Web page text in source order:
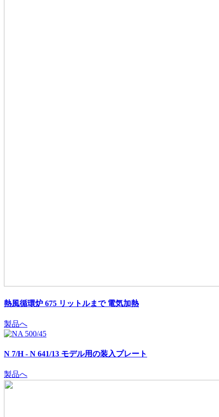
熱風循環炉 675 リットルまで 電気加熱
製品へ
N 7/H - N 641/13 モデル用の装入プレート
製品へ